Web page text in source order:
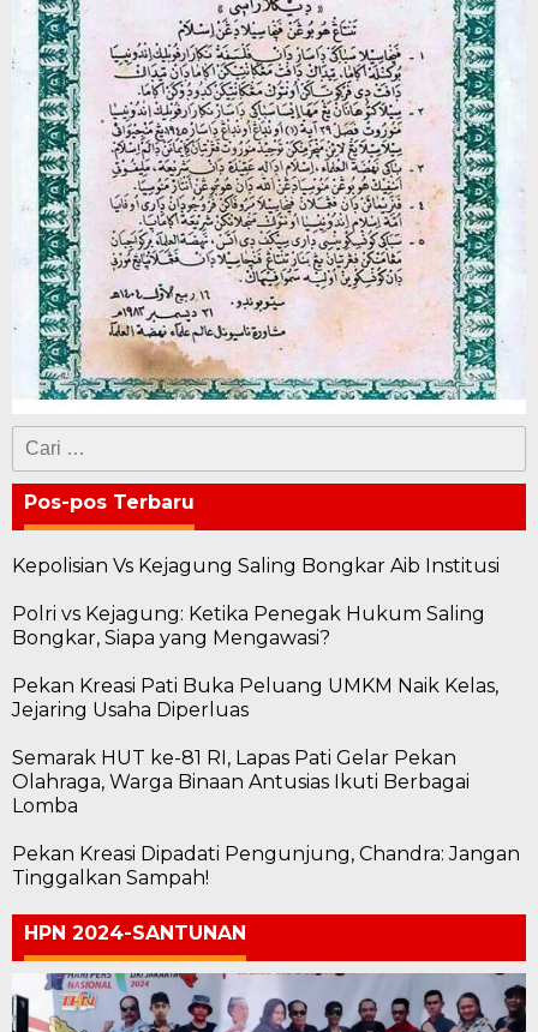
Cari
untuk:
Pos-pos Terbaru
Kepolisian Vs Kejagung Saling Bongkar Aib Institusi
Polri vs Kejagung: Ketika Penegak Hukum Saling
Bongkar, Siapa yang Mengawasi?
Pekan Kreasi Pati Buka Peluang UMKM Naik Kelas,
Jejaring Usaha Diperluas
Semarak HUT ke-81 RI, Lapas Pati Gelar Pekan
Olahraga, Warga Binaan Antusias Ikuti Berbagai
Lomba
Pekan Kreasi Dipadati Pengunjung, Chandra: Jangan
Tinggalkan Sampah!
HPN 2024-SANTUNAN